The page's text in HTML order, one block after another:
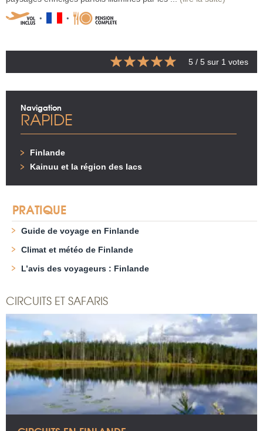
5 / 5 sur 1 votes
Navigation
RAPIDE
Finlande
Kainuu et la région des lacs
PRATIQUE
Guide de voyage en Finlande
Climat et météo de Finlande
L’avis des voyageurs : Finlande
CIRCUITS ET SAFARIS